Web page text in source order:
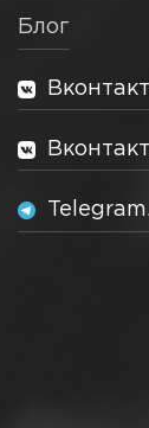
Блог